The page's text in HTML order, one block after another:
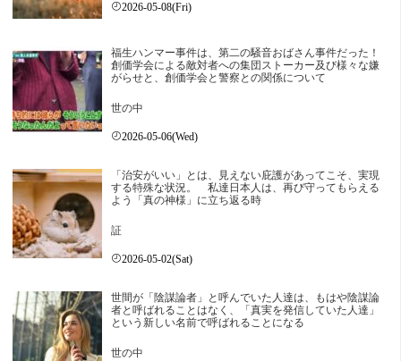
2026-05-08(Fri)
福生ハンマー事件は、第二の騒音おばさん事件だった！
創価学会による敵対者への集団ストーカー及び様々な嫌
がらせと、創価学会と警察との関係について
世の中
2026-05-06(Wed)
「治安がいい」とは、見えない庇護があってこそ、実現
する特殊な状況。 私達日本人は、再び守ってもらえる
よう「真の神様」に立ち返る時
証
2026-05-02(Sat)
世間が「陰謀論者」と呼んでいた人達は、もはや陰謀論
者と呼ばれることはなく、「真実を発信していた人達」
という新しい名前で呼ばれることになる
世の中